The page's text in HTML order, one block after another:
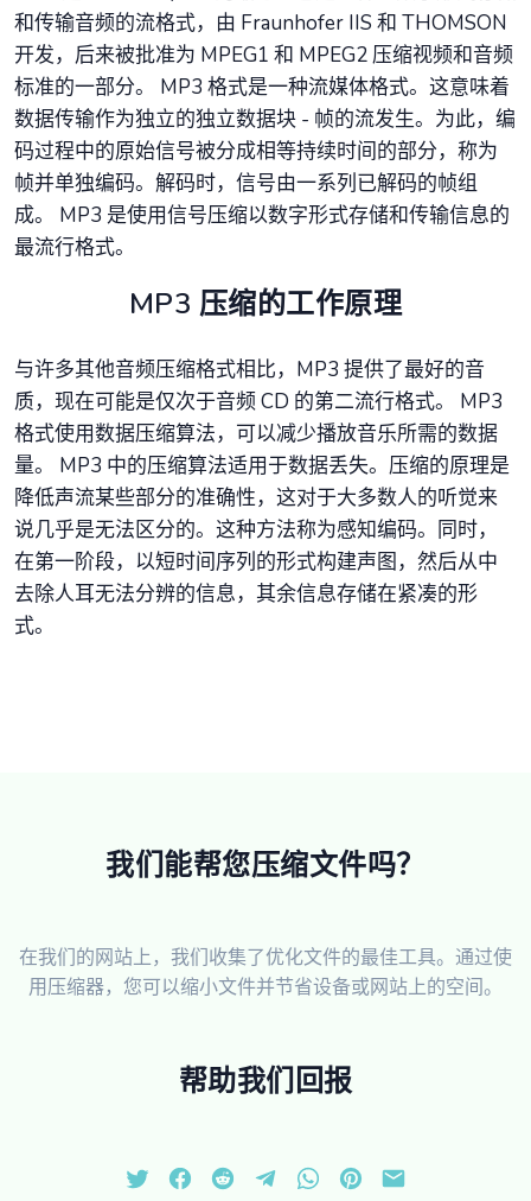
和传输音频的流格式，由 Fraunhofer IIS 和 THOMSON
开发，后来被批准为 MPEG1 和 MPEG2 压缩视频和音频
标准的一部分。 MP3 格式是一种流媒体格式。这意味着
数据传输作为独立的独立数据块 - 帧的流发生。为此，编
码过程中的原始信号被分成相等持续时间的部分，称为
帧并单独编码。解码时，信号由一系列已解码的帧组
成。 MP3 是使用信号压缩以数字形式存储和传输信息的
最流行格式。
MP3 压缩的工作原理
与许多其他音频压缩格式相比，MP3 提供了最好的音
质，现在可能是仅次于音频 CD 的第二流行格式。 MP3
格式使用数据压缩算法，可以减少播放音乐所需的数据
量。 MP3 中的压缩算法适用于数据丢失。压缩的原理是
降低声流某些部分的准确性，这对于大多数人的听觉来
说几乎是无法区分的。这种方法称为感知编码。同时，
在第一阶段，以短时间序列的形式构建声图，然后从中
去除人耳无法分辨的信息，其余信息存储在紧凑的形
式。
我们能帮您压缩文件吗？
在我们的网站上，我们收集了优化文件的最佳工具。通过使
用压缩器，您可以缩小文件并节省设备或网站上的空间。
帮助我们回报